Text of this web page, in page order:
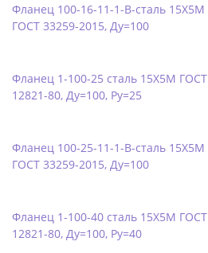
Фланец 100-16-11-1-B-сталь 15Х5М
ГОСТ 33259-2015, Ду=100
Фланец 1-100-25 сталь 15Х5М ГОСТ
12821-80, Ду=100, Ру=25
Фланец 100-25-11-1-B-сталь 15Х5М
ГОСТ 33259-2015, Ду=100
Фланец 1-100-40 сталь 15Х5М ГОСТ
12821-80, Ду=100, Ру=40